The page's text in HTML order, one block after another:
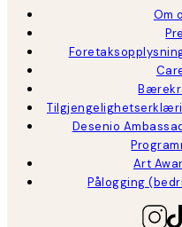
Om
Desenio
Art
Pålogging